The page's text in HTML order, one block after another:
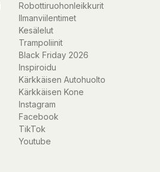
Robottiruohonleikkurit
Ilmanviilentimet
Kesälelut
Trampoliinit
Black Friday 2026
Inspiroidu
Kärkkäisen Autohuolto
Kärkkäisen Kone
Instagram
Facebook
TikTok
Youtube